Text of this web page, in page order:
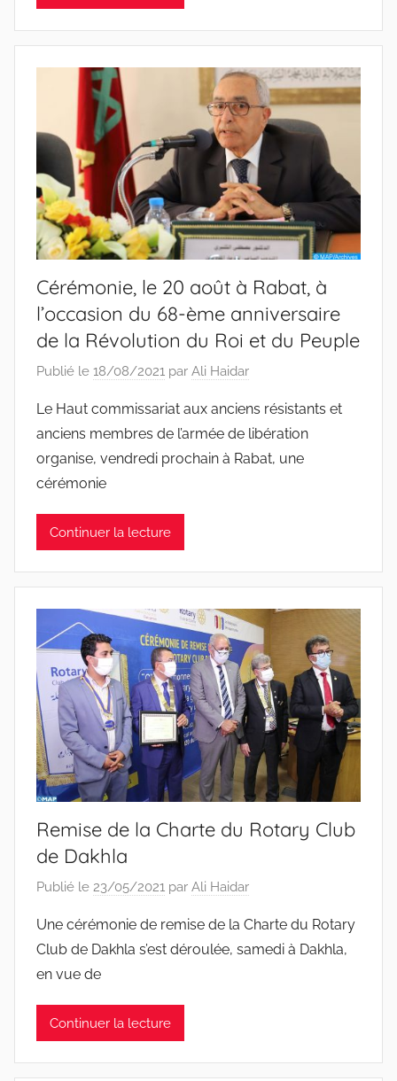
Cérémonie, le 20 août à Rabat, à
l’occasion du 68-ème anniversaire
de la Révolution du Roi et du Peuple
Publié le 18/08/2021 par Ali Haidar
Le Haut commissariat aux anciens résistants et
anciens membres de l’armée de libération
organise, vendredi prochain à Rabat, une
cérémonie
Continuer la lecture
Remise de la Charte du Rotary Club
de Dakhla
Publié le 23/05/2021 par Ali Haidar
Une cérémonie de remise de la Charte du Rotary
Club de Dakhla s’est déroulée, samedi à Dakhla,
en vue de
Continuer la lecture